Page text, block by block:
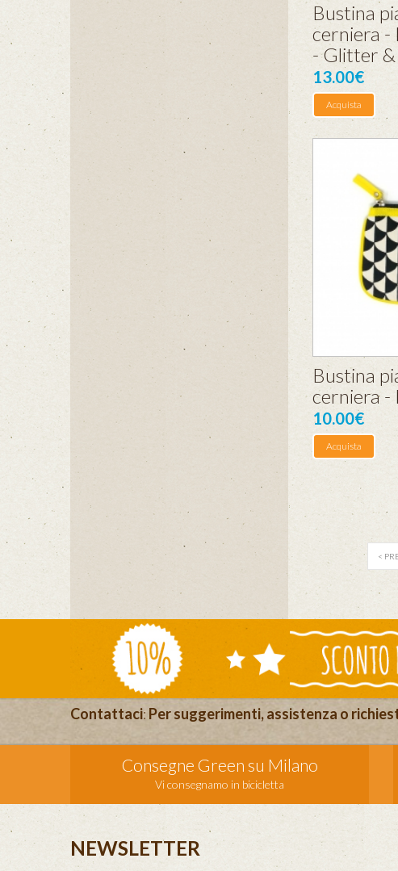
Bustina
cerniera -
- Glitter &
13.00€
Acquista
Bustina
cerniera
10.00€
Acquista
<
Contattaci: Per suggerimenti, assistenza o
Consegne Green su Milano
Vi consegnamo in bicicletta
NEWSLETTER